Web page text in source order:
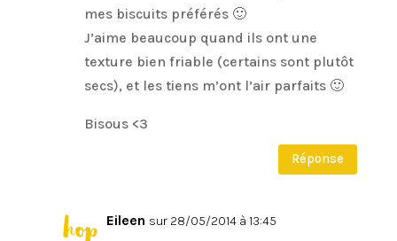
mes biscuits préférés 🙂
J’aime beaucoup quand ils ont une
texture bien friable (certains sont plutôt
secs), et les tiens m’ont l’air parfaits 🙂
Bisous <3
Réponse
Eileen sur 28/05/2014 à 13:45